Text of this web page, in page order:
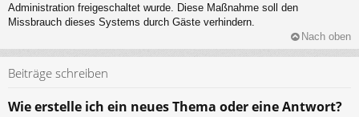
Administration freigeschaltet wurde. Diese Maßnahme soll den
Missbrauch dieses Systems durch Gäste verhindern.
Nach oben
Beiträge schreiben
Wie erstelle ich ein neues Thema oder eine Antwort?